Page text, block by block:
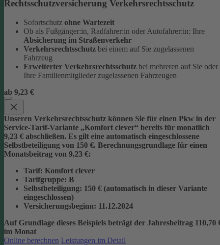
Rechtsschutzversicherung Verkehrsrechtsschutz
Sofortschutz ohne Wartezeit
Ob als Fußgänger:in, Radfahrer:in oder Autofahrer:in: Ihre
Absicherung im Straßenverkehr
Verkehrsrechtsschutz bei einem auf Sie zugelassenen
Fahrzeug
Erweiterter Verkehrsrechtsschutz bei mehreren auf Sie oder
Ihre Familienmitglieder zugelassenen Fahrzeugen
ab 9,23 €
Unseren Verkehrsrechtsschutz können Sie für einen Pkw in der
Service-Tarif-Variante „Komfort clever“ bereits für monatlich
9,23 € abschließen. Es gilt eine automatisch eingeschlossene
Selbstbeteiligung von 150 €. Berechnungsgrundlage für einen
Monatsbeitrag von 9,23 €:
Tarif: Komfort clever
Tarifgruppe: B
Selbstbeteiligung: 150 € (automatisch in dieser Variante
eingeschlossen)
Versicherungsbeginn: 11.12.2024
Auf Grundlage dieses Beispiels beträgt der Jahresbeitrag 110,70
im Monat
Online berechnen Leistungen im Detail